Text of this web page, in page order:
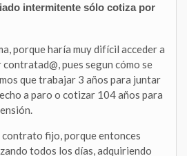
intermitente sólo cotiza por
porque haría muy difícil acceder a
pues segun cómo se
que trabajar 3 años para juntar
a paro o cotizar 104 años para
contrato fijo, porque entonces
todos los días, adquiriendo